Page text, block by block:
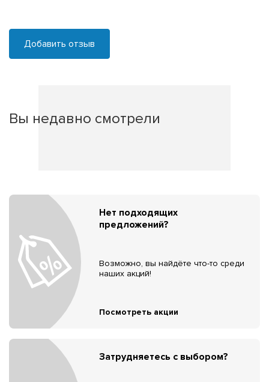
Добавить отзыв
Вы недавно смотрели
Нет подходящих
предложений?
Возможно, вы найдёте что-то среди
наших акций!
Посмотреть акции
Затрудняетесь с выбором?